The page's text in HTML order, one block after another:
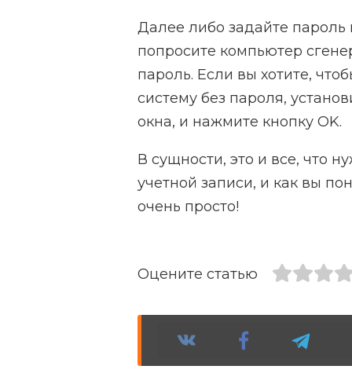
Далее либо задайте пароль
попросите компьютер
пароль. Если вы хотите,
систему без пароля,
окна, и нажмите кнопку OK.
В сущности, это и все, что
учетной записи, и как вы
очень просто!
Оцените статью